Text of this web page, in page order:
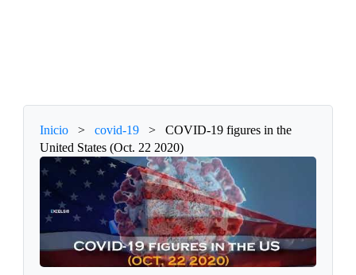
Inicio > covid-19 >
COVID-19 figures in the
United States (Oct. 22 2020)